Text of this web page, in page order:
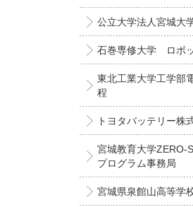
公立大学法人宮城大
石巻専修大学 ロボ
東北工業大学工学部
程
トヨタバッテリー株
宮城教育大学ZERO-
プログラム事務局
宮城県泉館山高等学